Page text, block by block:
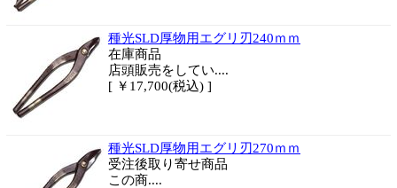
種光SLD厚物用エグリ刃240ｍｍ
在庫商品
店頭販売をしてい....
[ ￥17,700(税込) ]
種光SLD厚物用エグリ刃270ｍｍ
受注後取り寄せ商品
この商....